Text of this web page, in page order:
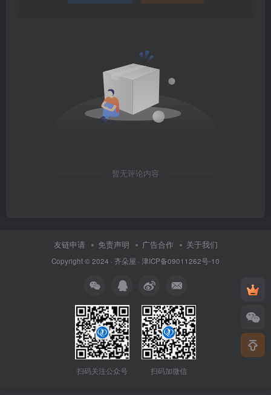
暂无评论内容
友链申请 免责声明 广告合作 关于我们
Copyright © 2024 · 齐朵屋 · 津ICP备09011262号-10
扫码关注公众号 扫码加微信